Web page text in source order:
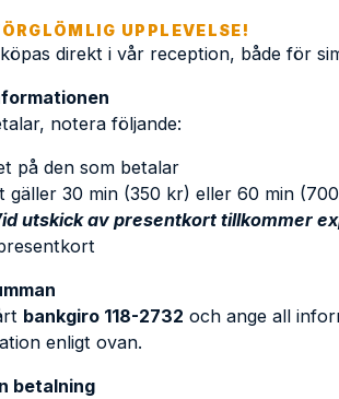
UPPLEVELSE!
direkt i vår reception, både för
notera följande:
på den som betalar
gäller 30 min (350 kr) eller 60 min
utskick av presentkort tillkommer
bankgiro 118-2732 och ange all
enligt ovan.
betalning